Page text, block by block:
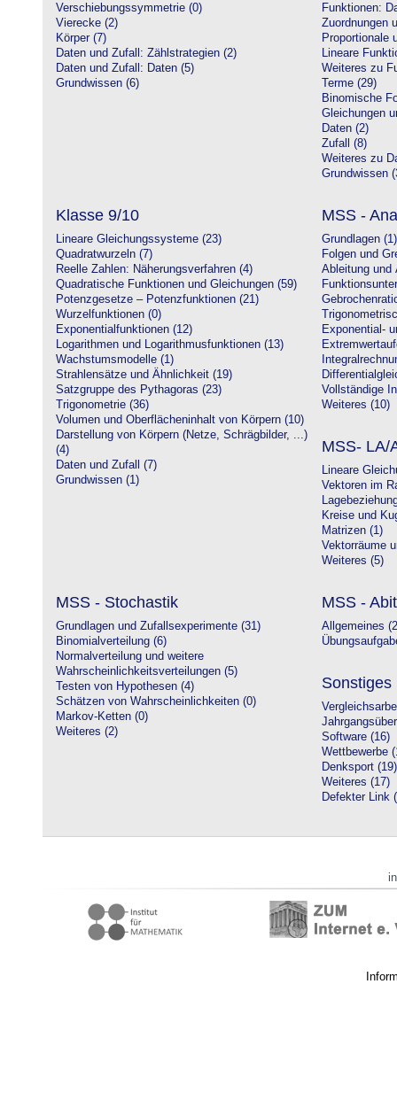
Verschiebungssymmetrie (0)
Vierecke (2)
Körper (7)
Daten und Zufall: Zählstrategien (2)
Daten und Zufall: Daten (5)
Grundwissen (6)
Funktionen:
Zuordnungen
Proportionale
Lineare
Weiteres zu
Terme (29)
Binomische
Gleichungen
Daten (2)
Zufall (8)
Weiteres zu
Grundwissen
Klasse 9/10
Lineare Gleichungssysteme (23)
Quadratwurzeln (7)
Reelle Zahlen: Näherungsverfahren (4)
Quadratische Funktionen und Gleichungen (59)
Potenzgesetze – Potenzfunktionen (21)
Wurzelfunktionen (0)
Exponentialfunktionen (12)
Logarithmen und Logarithmusfunktionen (13)
Wachstumsmodelle (1)
Strahlensätze und Ähnlichkeit (19)
Satzgruppe des Pythagoras (23)
Trigonometrie (36)
Volumen und Oberflächeninhalt von Körpern (10)
Darstellung von Körpern (Netze, Schrägbilder, ...)
(4)
Daten und Zufall (7)
Grundwissen (1)
MSS -
Grundlagen (1)
Folgen und
Ableitung und
Exponential-
Vollständige
Weiteres (10)
MSS- LA/
Lineare
Vektoren im
Kreise und
Matrizen (1)
Vektorräume
Weiteres (5)
MSS - Stochastik
Grundlagen und Zufallsexperimente (31)
Binomialverteilung (6)
Normalverteilung und weitere
Wahrscheinlichkeitsverteilungen (5)
Testen von Hypothesen (4)
Schätzen von Wahrscheinlichkeiten (0)
Markov-Ketten (0)
Weiteres (2)
MSS -
Allgemeines
Sonstiges
Software (16)
Wettbewerbe
Denksport (19)
Weiteres (17)
Defekter Link